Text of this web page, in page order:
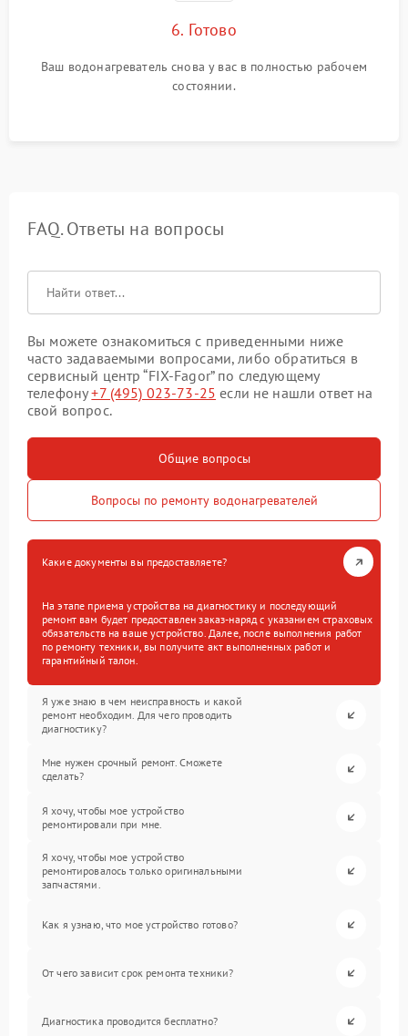
6. Готово
Ваш водонагреватель снова у вас в полностью рабочем
состоянии.
FAQ. Ответы на вопросы
Вы можете ознакомиться с приведенными ниже
часто задаваемыми вопросами, либо обратиться в
сервисный центр “FIX-Fagor” по следующему
телефону+7 (495) 023-73-25 если не нашли ответ на
свой вопрос.
Общие вопросы
Вопросы по ремонту водонагревателей
Какие документы вы предоставляете?
На этапе приема устройства на диагностику и последующий
ремонт вам будет предоставлен заказ-наряд с указанием страховых
обязательств на ваше устройство. Далее, после выполнения работ
по ремонту техники, вы получите акт выполненных работ и
гарантийный талон.
Я уже знаю в чем неисправность и какой
ремонт необходим. Для чего проводить
диагностику?
Мне нужен срочный ремонт. Сможете
сделать?
Я хочу, чтобы мое устройство
ремонтировали при мне.
Я хочу, чтобы мое устройство
ремонтировалось только оригинальными
запчастями.
Как я узнаю, что мое устройство готово?
От чего зависит срок ремонта техники?
Диагностика проводится бесплатно?